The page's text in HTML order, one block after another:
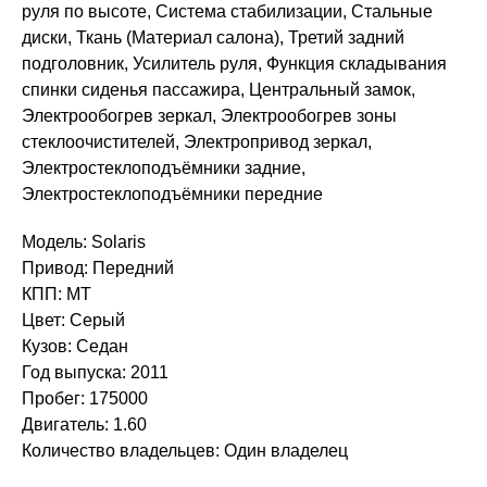
руля по высоте, Система стабилизации, Стальные
диски, Ткань (Материал салона), Третий задний
подголовник, Усилитель руля, Функция складывания
спинки сиденья пассажира, Центральный замок,
Электрообогрев зеркал, Электрообогрев зоны
стеклоочистителей, Электропривод зеркал,
Электростеклоподъёмники задние,
Электростеклоподъёмники передние
Модель: Solaris
Привод: Передний
КПП: MT
Цвет: Серый
Кузов: Седан
Год выпуска: 2011
Пробег: 175000
Двигатель: 1.60
Количество владельцев: Один владелец